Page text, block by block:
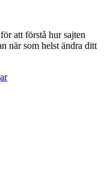
att förstå hur sajten
när som helst ändra ditt